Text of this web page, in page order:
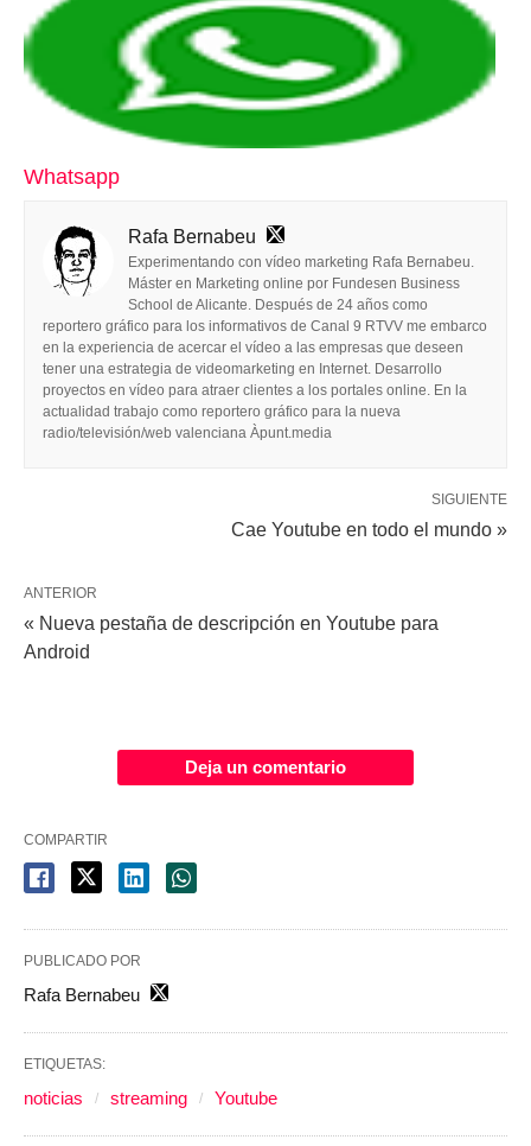
Whatsapp
Rafa Bernabeu
Experimentando con vídeo marketing Rafa Bernabeu.
Máster en Marketing online por Fundesen Business
School de Alicante. Después de 24 años como
reportero gráfico para los informativos de Canal 9 RTVV me embarco
en la experiencia de acercar el vídeo a las empresas que deseen
tener una estrategia de videomarketing en Internet. Desarrollo
proyectos en vídeo para atraer clientes a los portales online. En la
actualidad trabajo como reportero gráfico para la nueva
radio/televisión/web valenciana Àpunt.media
SIGUIENTE
Cae Youtube en todo el mundo »
ANTERIOR
« Nueva pestaña de descripción en Youtube para
Android
Deja un comentario
COMPARTIR
PUBLICADO POR
Rafa Bernabeu
ETIQUETAS:
noticias streaming Youtube